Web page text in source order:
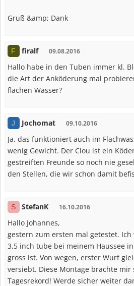
Gruß &amp; Dank
F firalf 09.08.2016
Hallo habe in den Tuben immer kl.
die Art der Anköderung mal
flachen Wasser?
J Jochomat 09.10.2016
Ja, das funktioniert auch im
wenig Gewicht. Der Clou ist ein
gestreiften Freunde so noch nie
den Stellen, die wir schon damit
S StefanK 16.10.2016
Hallo Johannes,
gestern zum ersten mal getestet.
3,5 inch tube bei meinem Haussee
gross ist. Von wegen, erster Wurf
versiebt. Diese Montage brachte
Tagesrekord! Werde sicher weiter